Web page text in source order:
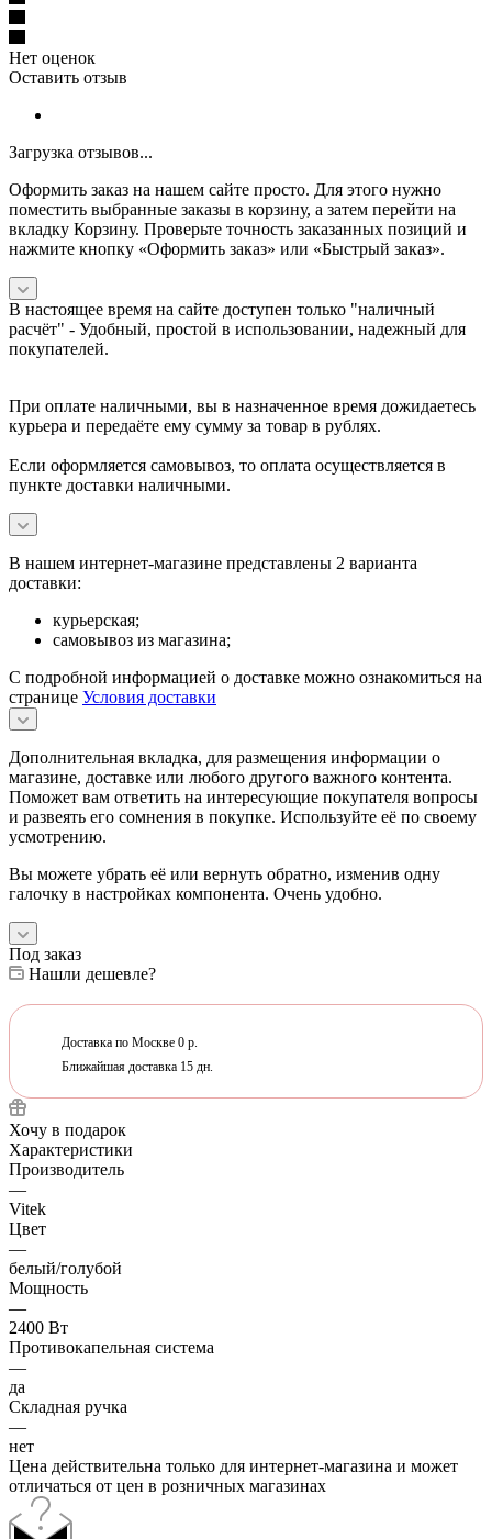
Нет оценок
Оставить отзыв
Загрузка отзывов...
Оформить заказ на нашем сайте просто. Для этого нужно
поместить выбранные заказы в корзину, а затем перейти на
вкладку Корзину. Проверьте точность заказанных позиций и
нажмите кнопку «Оформить заказ» или «Быстрый заказ».
В настоящее время на сайте доступен только "наличный
расчёт" - Удобный, простой в использовании, надежный для
покупателей.
При оплате наличными, вы в назначенное время дожидаетесь
курьера и передаёте ему сумму за товар в рублях.
Если оформляется самовывоз, то оплата осуществляется в
пункте доставки наличными.
В нашем интернет-магазине представлены 2 варианта
доставки:
курьерская;
самовывоз из магазина;
С подробной информацией о доставке можно ознакомиться на
странице Условия доставки
Дополнительная вкладка, для размещения информации о
магазине, доставке или любого другого важного контента.
Поможет вам ответить на интересующие покупателя вопросы
и развеять его сомнения в покупке. Используйте её по своему
усмотрению.
Вы можете убрать её или вернуть обратно, изменив одну
галочку в настройках компонента. Очень удобно.
Под заказ
Нашли дешевле?
Доставка по Москве 0 р.
Ближайшая доставка 15 дн.
Хочу в подарок
Характеристики
Производитель
—
Vitek
Цвет
—
белый/голубой
Мощность
—
2400 Вт
Противокапельная система
—
да
Складная ручка
—
нет
Цена действительна только для интернет-магазина и может
отличаться от цен в розничных магазинах